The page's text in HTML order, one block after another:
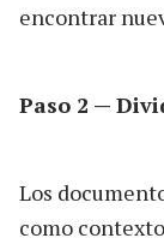
encontrar
Paso 2 —
Los
como